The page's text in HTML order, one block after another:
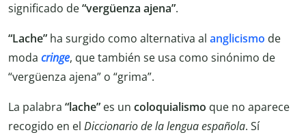
significado de“vergüenza ajena”.
“Lache” ha surgido como alternativa al anglicismo de
moda cringe, que también se usa como sinónimo de
“vergüenza ajena” o “grima”.
La palabra “lache” es un coloquialismo que no aparece
recogido en el Diccionario de la lengua española. Sí